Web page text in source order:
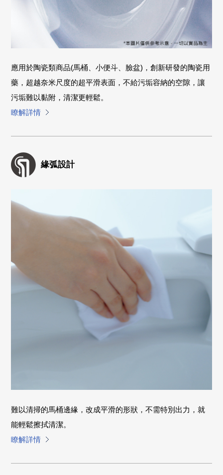
應用於陶瓷類商品(馬桶、小便斗、臉盆)，創新研發的陶瓷用
藥，超越奈米尺度的超平滑表面，不給污垢容納的空隙，讓
污垢難以黏附，清潔更輕鬆。
瞭解詳情
緣弧設計
難以清掃的馬桶邊緣，改成平滑的形狀，不需特別出力，就
能輕鬆擦拭清潔。
瞭解詳情